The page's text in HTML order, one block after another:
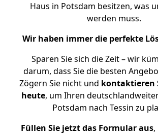
Haus in Potsdam besitzen, was
werden muss.
Wir haben immer die perfekte
Sparen Sie sich die Zeit – wir
darum, dass Sie die besten
Zögern Sie nicht und kontaktieren
heute, um Ihren
Potsdam nach Tessin zu
Füllen Sie jetzt das Formular aus,